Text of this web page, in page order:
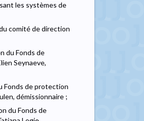
les systèmes de
comité de direction
du Fonds de
Seynaeve,
Fonds de protection
démissionnaire ;
du Fonds de